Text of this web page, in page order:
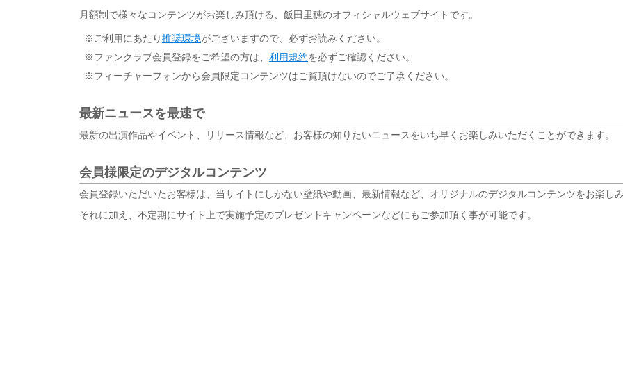
月額制で様々なコンテンツがお楽しみ頂ける、飯田里穂のオフィシャルウェブサイトです。
※ご利用にあたり推奨環境がございますので、必ずお読みください。
※ファンクラブ会員登録をご希望の方は、 利用規約を必ずご確認ください。
※フィーチャーフォンから会員限定コンテンツはご覧頂けないのでご了承ください。
最新ニュースを最速で
最新の出演作品やイベント、リリース情報など、お客様の知りたいニュースをいち早くお楽しみいただくことができます。
会員様限定のデジタルコンテンツ
会員登録いただいたお客様は、当サイトにしかない壁紙や動画、最新情報など、オリジナルのデジタルコンテンツをお楽し
それに加え、不定期にサイト上で実施予定のプレゼントキャンペーンなどにもご参加頂く事が可能です。